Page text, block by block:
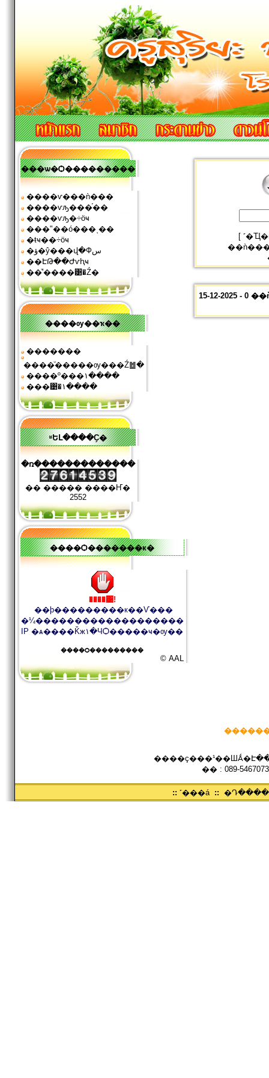
���ѡ�Ѻ���������
����ѵ���ǹ���
����ѵԡ���֡��
����ѵԡ�÷ӧҹ
���ʺ��ó���ͺ��
�ŧҹ��÷ӧҹ
�ؤ�ŷ���վ�Фس
��ԷԹ��Ժѵԧҹ
��ͧʹ����͹�Ź�
����ѹ��ҡ��
�������
����ͧ�����ѹ���Ź䷹�
����º���١����
���͹�١����
ʶԵԼ����Ҫ�
�ռ�������������
�� ����� ����Ҥ�
2552
����Ѻ�������к�
����͹!
��þ���������к��Ѵ���
�¼�������������������
IP �ѧ����Ǩж١�ЧѺ�����ҹ�ѹ��
����Ѻ���������
© AAL
[
15-12-2025 -
�� : 089-
:: ˹���á ::